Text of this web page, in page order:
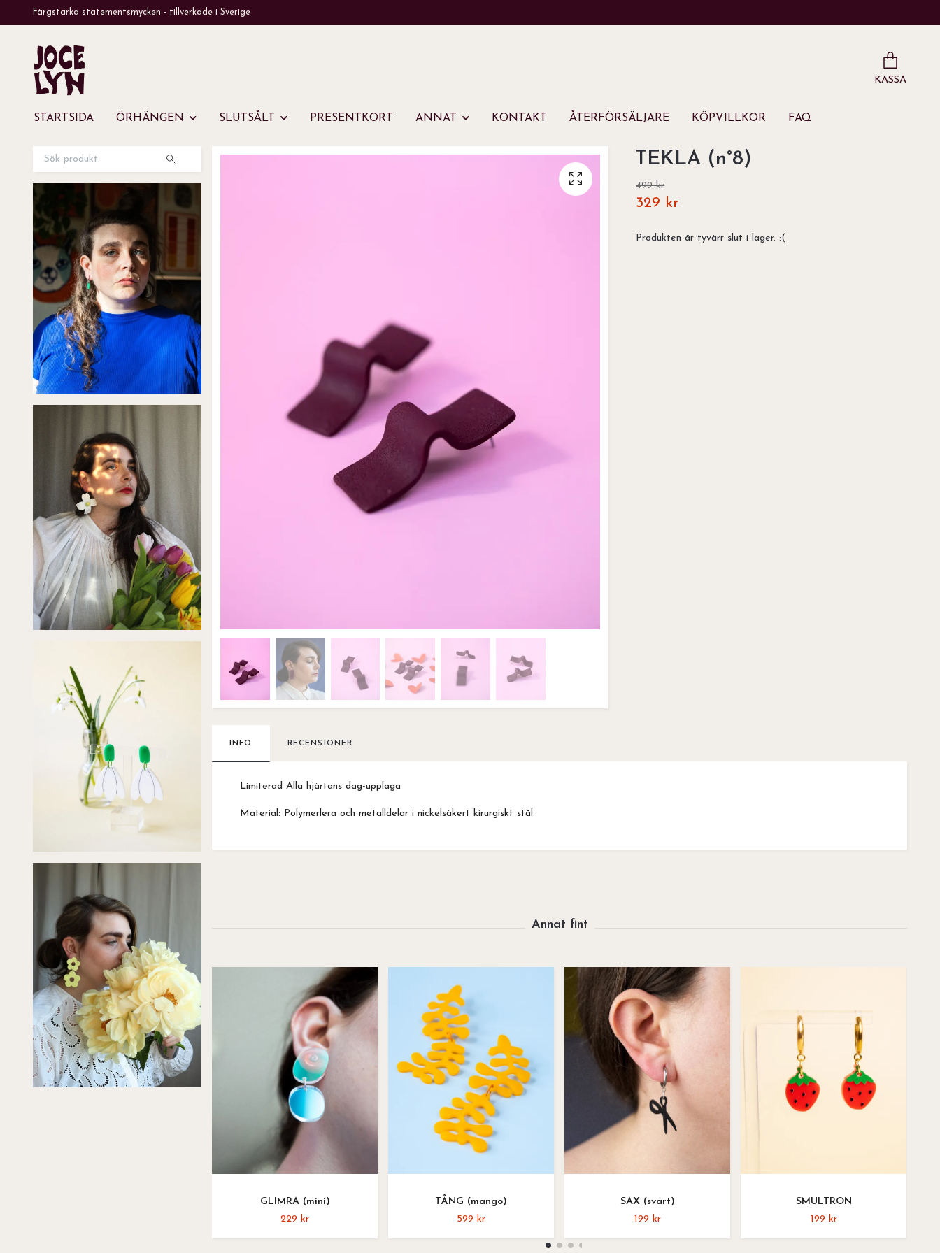
Färgstarka statementsmycken - tillverkade i Sverige
KASSA
STARTSIDA ÖRHÄNGEN SLUTSÅLT PRESENTKORT ANNAT KONTAKT ÅTERFÖRSÄLJARE KÖPVILLKOR FAQ
TEKLA (n°8)
499 kr
329 kr
Produkten är tyvärr slut i lager. :(
INFO RECENSIONER
Limiterad Alla hjärtans dag-upplaga
Material: Polymerlera och metalldelar i nickelsäkert kirurgiskt stål.
GLIMRA (mini)
229 kr
TÅNG (mango)
599 kr
SAX (svart)
199 kr
SMULTRON
199 kr